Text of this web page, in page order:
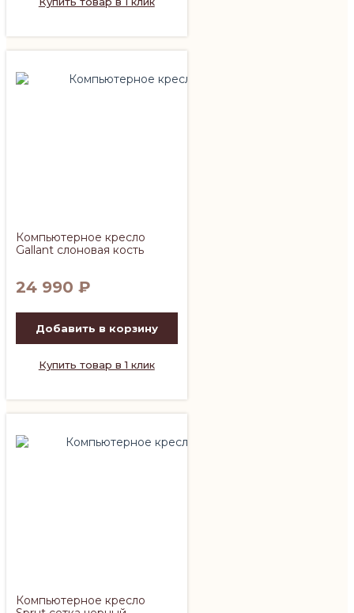
Компьютерное кресло
Gallant слоновая кость
24 990 ₽
Добавить в корзину
Купить товар в 1 клик
Компьютерное кресло